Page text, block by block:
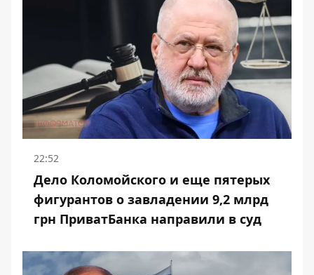
22:52
Дело Коломойского и еще пятерых
фигурантов о завладении 9,2 млрд
грн ПриватБанка направили в суд